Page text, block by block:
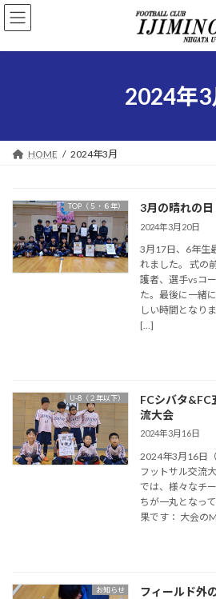
コ
ン
ン
ナ
ビ
ー
2024年3
HOME 2024年3月
TOP（５・６年） 3月の晴れの日
2024年3月20日
3月17日、6年生
れました。 式の
護者、選手vsコ
た。最後に一緒
しい時間となり
[…]
U-8（２年以下）
FCシバタ&FC
流大会
2024年3月16日
2024年3月16日
フットサル交流
では、様々なチ
ちが一丸となっ
果です： 大会の
お知らせ フィールド外